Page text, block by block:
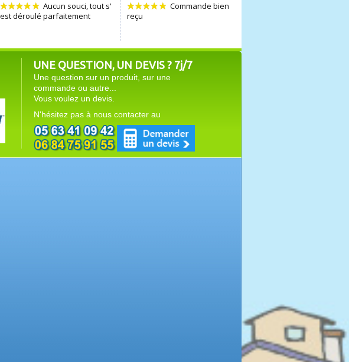
UNE QUESTION, UN DEVIS ? 7j/7
Une question sur un produit, sur une
commande ou autre...
Vous voulez un devis.
N'hésitez pas à nous contacter au